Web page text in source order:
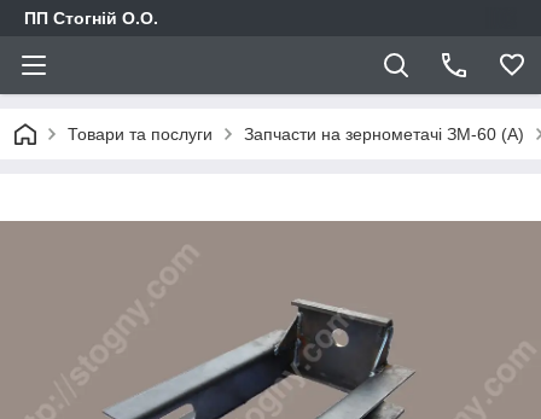
ПП Стогній О.О.
Товари та послуги Запчасти на зернометачі ЗМ-60 (А)